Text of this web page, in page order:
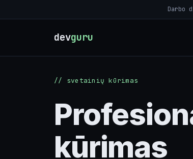
Darbo
devguru
// svetainių kūrimas
kūrimas